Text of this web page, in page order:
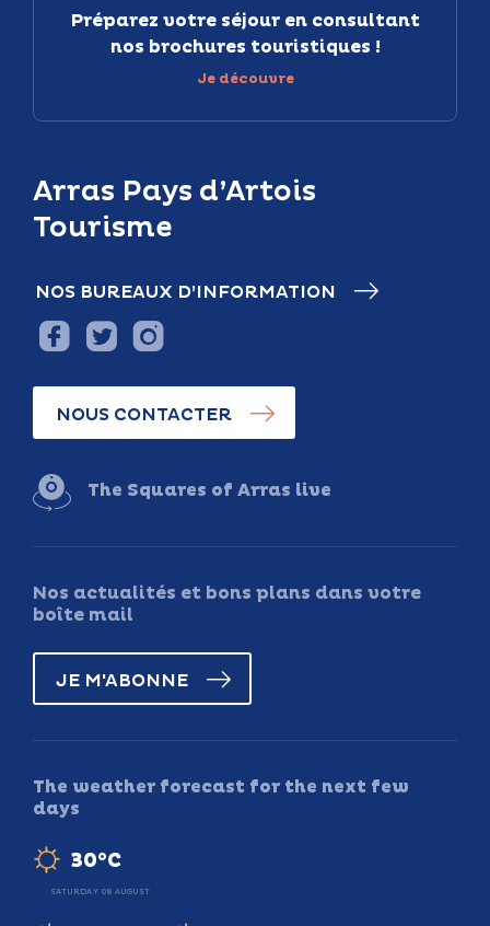
Arras Pays d’Artois
Tourisme
NOS BUREAUX D’INFORMATION
NOUS CONTACTER
The Squares of Arras live
Nos actualités et bons plans dans votre
boîte mail
JE M'ABONNE
The weather forecast for the next few
days
30°C
SATURDAY 08 AUGUST
Préparez votre séjour en consultant
nos brochures touristiques !
Je découvre